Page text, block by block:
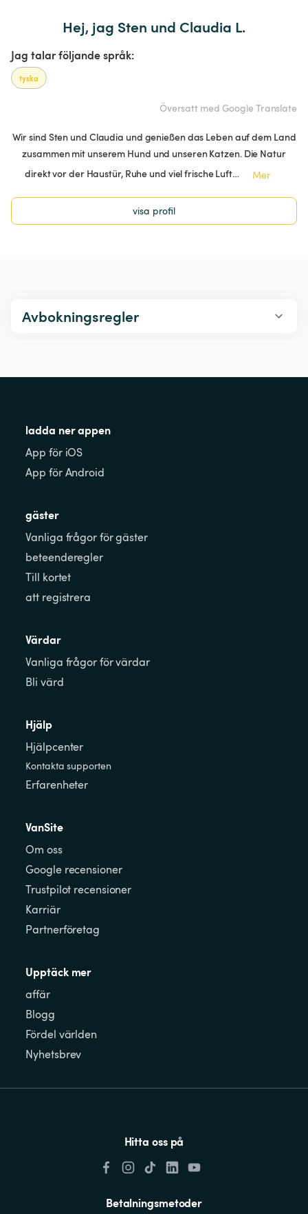
Hej, jag Sten und Claudia L.
Jag talar följande språk:
tyska
Översatt med Google Translate
Wir sind Sten und Claudia und genießen das Leben auf dem Land
zusammen mit unserem Hund und unseren Katzen. Die Natur
direkt vor der Haustür, Ruhe und viel frische Luft…
Mer
visa profil
Avbokningsregler
ladda ner appen
App för iOS
App för Android
gäster
Vanliga frågor för gäster
beteenderegler
Till kortet
att registrera
Värdar
Vanliga frågor för värdar
Bli värd
Hjälp
Hjälpcenter
Kontakta supporten
Erfarenheter
VanSite
Om oss
Google recensioner
Trustpilot recensioner
Karriär
Partnerföretag
Upptäck mer
affär
Blogg
Fördel världen
Nyhetsbrev
Hitta oss på
Betalningsmetoder